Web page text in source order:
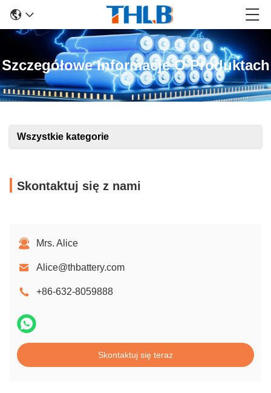
Szczegółowe Informacje O Produktach
Wszystkie kategorie
Skontaktuj się z nami
Mrs. Alice
Alice@thbattery.com
+86-632-8059888
Skontaktuj się teraz